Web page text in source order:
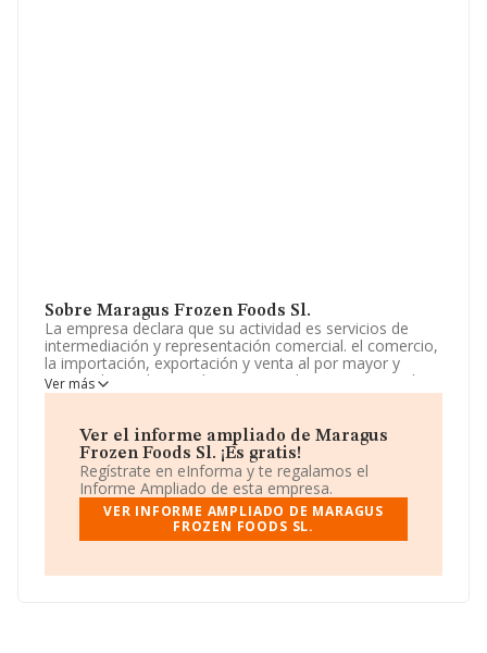
Sobre Maragus Frozen Foods Sl.
La empresa declara que su actividad es servicios de
intermediación y representación comercial. el comercio,
la importación, exportación y venta al por mayor y
menor de productos alimenticios tales como pescados,
mariscos, crustáceos, moluscos y otros productos del
elaborados, huevos, aves y caz. La empresa es una
Sociedad Limitada. Su CNAE corresponde a 4619 con
código 'Intermediarios del comercio de productos
diversos'. La compañía realiza actividad internacional
tanto de importación como exportación.
La empresaMaragus Frozen Foods S.L, NIF
núm. 12 Loc, (03801), Alcoi, en Alicante, Comunidad
Ver más
Ver el informe ampliado de Maragus
Frozen Foods Sl. ¡Es gratis!
Regístrate en eInforma y te regalamos el
Informe Ampliado de esta empresa.
VER INFORME AMPLIADO DE MARAGUS
FROZEN FOODS SL.